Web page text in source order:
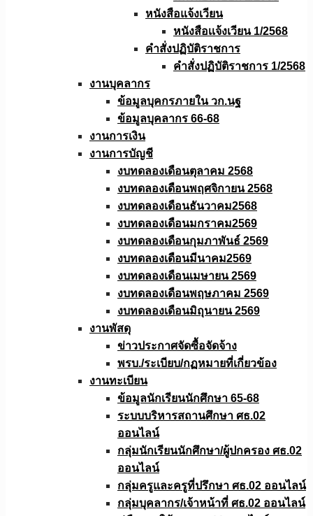
หนังสือแจ้งเวียน
หนังสือเเจ้งเวียน 1/2568
คำสั่งปฏิบัติราชการ
คำสั่งปฏิบัติราชการ 1/2568
งานบุคลากร
ข้อมูลบุคกรภายใน วก.นฐ
ข้อมูลบุคลากร 66-68
งานการเงิน
งานการบัญชี
งบทดลองเดือนตุลาคม 2568
งบทดลองเดือนพฤศจิกายน 2568
งบทดลองเดือนธันวาคม2568
งบทดลองเดือนมกราคม2569
งบทดลองเดือนกุมภาพันธ์ 2569
งบทดลองเดือนมีนาคม2569
งบทดลองเดือนเมษายน 2569
งบทดลองเดือนพฤษภาคม 2569
งบทดลองเดือนมิถุนายน 2569
งานพัสดุ
ข่าวประกาศจัดซื้อจัดจ้าง
พรบ./ระเบียบ/กฏหมายที่เกี่ยวข้อง
งานทะเบียน
ข้อมูลนักเรียนนักศึกษา 65-68
ระบบบริหารสถานศึกษา ศธ.02
ออนไลน์
กลุ่มนักเรียนนักศึกษา/ผู้ปกครอง ศธ.02
ออนไลน์
กลุ่มครูและครูที่ปรึกษา ศธ.02 ออนไลน์
กลุ่มบุคลากร/เจ้าหน้าที่ ศธ.02 ออนไลน์